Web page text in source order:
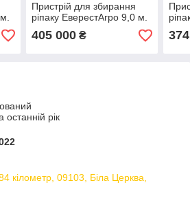
Пристрій для збирання
ріпаку ЕверестАгро 9,0 м.
405 000₴
останній рік
кілометр, 09103, Біла Церква,